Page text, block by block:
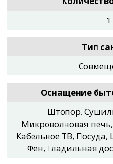
1
Тип
Оснащение
Штопор,
Микроволновая
Кабельное ТВ, Посуда,
Фен, Гладильная